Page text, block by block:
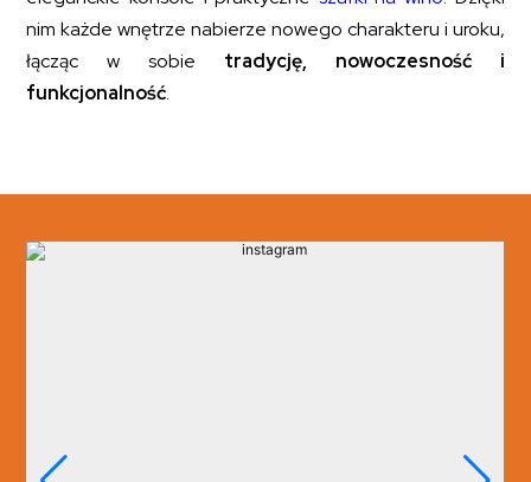
nim każde wnętrze nabierze nowego charakteru i uroku,
łącząc w sobie tradycję, nowoczesność i
funkcjonalność.